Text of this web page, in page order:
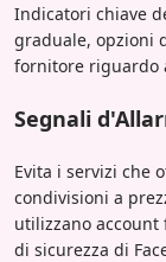
Indicatori chiave
graduale, opzioni
fornitore riguardo
Segnali
Evita i servizi che
condivisioni a
utilizzano account
di sicurezza di